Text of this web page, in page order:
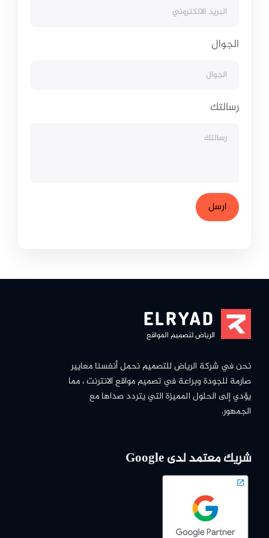
الجوال
رسالتك
ELRYAD
الرياض لتصميم المواقع
نحن في شركة الرياض للتصميم نحمل أنفسنا معايير
صارمة للجودة وبراعة في تصميم مواقع الانترنت ، مما
يؤدي إلى الحلول المميزة التي يتردد صداها مع
الجمهور.
شريك معتمد لدى Google